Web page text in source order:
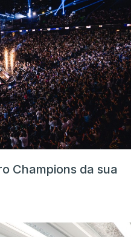
Champions da sua